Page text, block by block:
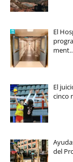
El
El
cinco
del